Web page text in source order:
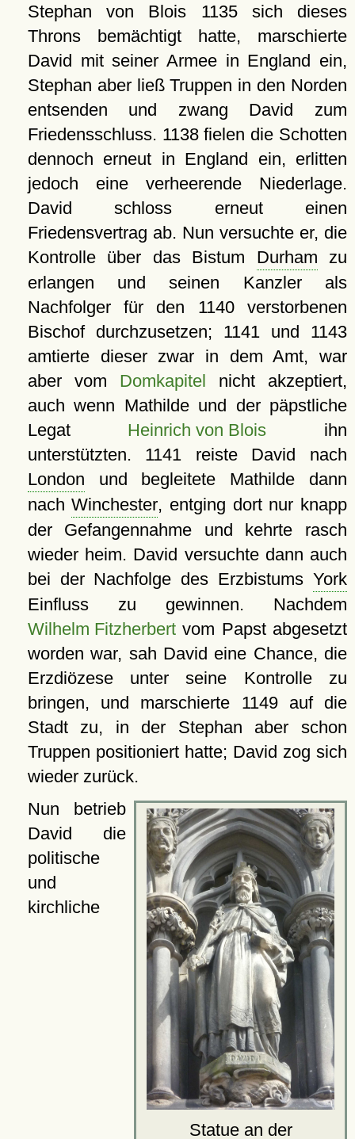
Stephan von Blois 1135 sich dieses
Throns bemächtigt hatte, marschierte
David mit seiner Armee in England ein,
Stephan aber ließ Truppen in den Norden
entsenden und zwang David zum
Friedensschluss. 1138 fielen die Schotten
dennoch erneut in England ein, erlitten
jedoch eine verheerende Niederlage.
David schloss erneut einen
Friedensvertrag ab. Nun versuchte er, die
Kontrolle über das Bistum Durham zu
erlangen und seinen Kanzler als
Nachfolger für den 1140 verstorbenen
Bischof durchzusetzen; 1141 und 1143
amtierte dieser zwar in dem Amt, war
aber vom Domkapitel nicht akzeptiert,
auch wenn Mathilde und der päpstliche
Legat Heinrich von Blois ihn
unterstützten. 1141 reiste David nach
London und begleitete Mathilde dann
nachWinchester, entging dort nur knapp
der Gefangennahme und kehrte rasch
wieder heim. David versuchte dann auch
bei der Nachfolge des Erzbistums York
Einfluss zu gewinnen. Nachdem
Wilhelm Fitzherbertvom Papst abgesetzt
worden war, sah David eine Chance, die
Erzdiözese unter seine Kontrolle zu
bringen, und marschierte 1149 auf die
Stadt zu, in der Stephan aber schon
Truppen positioniert hatte; David zog sich
wieder zurück.
Statue an der
Nun betrieb
David die
politische
und
kirchliche